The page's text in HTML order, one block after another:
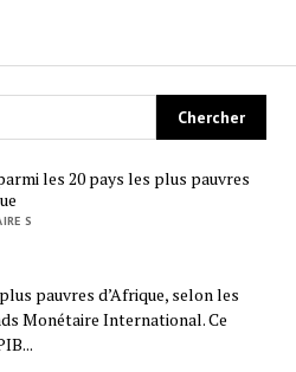
les 20 pays les plus pauvres
S
pauvres d’Afrique, selon les
Monétaire International. Ce